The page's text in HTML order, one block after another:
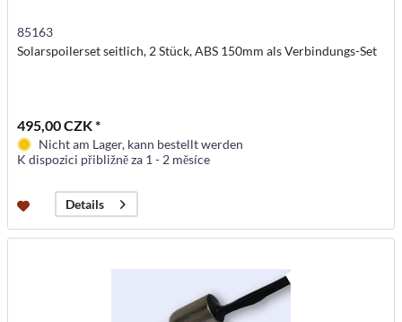
85163
Solarspoilerset seitlich, 2 Stück, ABS 150mm als Verbindungs-Set
495,00 CZK *
Nicht am Lager, kann bestellt werden
K dispozici přibližně za 1 - 2 měsíce
Details